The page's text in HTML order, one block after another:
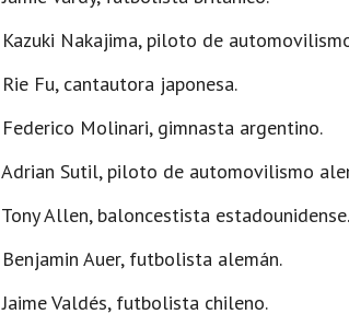
Kazuki Nakajima, piloto de
Rie Fu, cantautora japonesa.
Federico Molinari, gimnasta argentino.
Adrian Sutil, piloto de automovilismo
Tony Allen, baloncestista estadounidense.
Benjamin Auer, futbolista alemán.
Jaime Valdés, futbolista chileno.